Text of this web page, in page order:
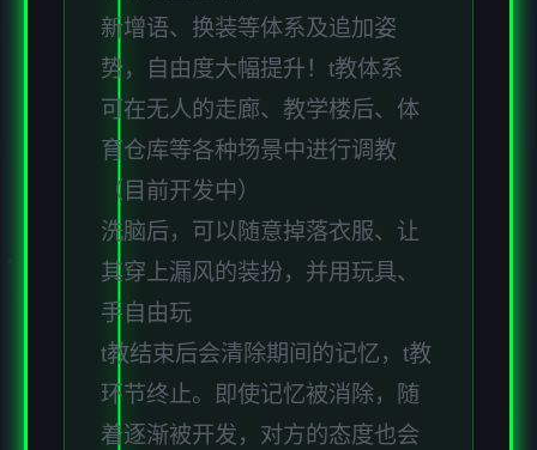
新增语、换装等体系及追加姿
势，自由度大幅提升！t教体系
可在无人的走廊、教学楼后、体
育仓库等各种场景中进行调教
（目前开发中）
洗脑后，可以随意掉落衣服、让
其穿上漏风的装扮，并用玩具、
手自由玩
t教结束后会清除期间的记忆，t教
环节终止。即使记忆被消除，随
着逐渐被开发，对方的态度也会